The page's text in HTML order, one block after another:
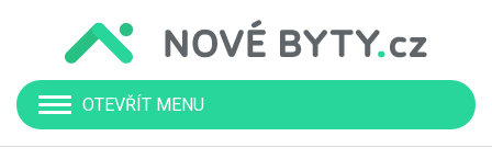
OTEVŘÍT MENU